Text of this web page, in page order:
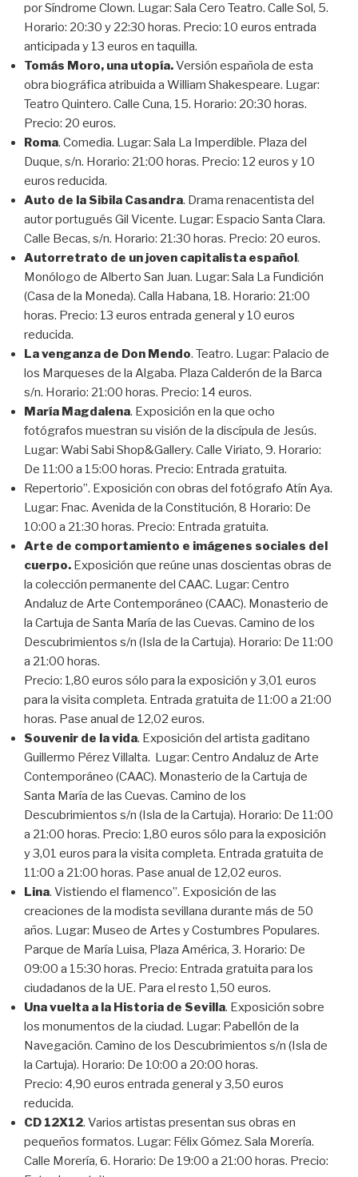
por Síndrome Clown. Lugar: Sala Cero Teatro. Calle Sol, 5.
Horario: 20:30 y 22:30 horas. Precio: 10 euros entrada
anticipada y 13 euros en taquilla.
Tomás Moro, una utopía.Versión española de esta
obra biográfica atribuida a William Shakespeare. Lugar:
Teatro Quintero. Calle Cuna, 15. Horario: 20:30 horas.
Precio: 20 euros.
Roma. Comedia. Lugar: Sala La Imperdible. Plaza del
Duque, s/n. Horario: 21:00 horas. Precio: 12 euros y 10
euros reducida.
Auto de la Sibila Casandra. Drama renacentista del
autor portugués Gil Vicente. Lugar: Espacio Santa Clara.
Calle Becas, s/n. Horario: 21:30 horas. Precio: 20 euros.
Autorretrato de un joven capitalista español.
Monólogo de Alberto San Juan. Lugar: Sala La Fundición
(Casa de la Moneda). Calla Habana, 18. Horario: 21:00
horas. Precio: 13 euros entrada general y 10 euros
reducida.
La venganza de Don Mendo. Teatro. Lugar: Palacio de
los Marqueses de la Algaba. Plaza Calderón de la Barca
s/n. Horario: 21:00 horas. Precio: 14 euros.
María Magdalena. Exposición en la que ocho
fotógrafos muestran su visión de la discípula de Jesús.
Lugar: Wabi Sabi Shop&Gallery. Calle Viriato, 9. Horario:
De 11:00 a 15:00 horas. Precio: Entrada gratuita.
Repertorio”. Exposición con obras del fotógrafo Atín Aya.
Lugar: Fnac. Avenida de la Constitución, 8 Horario: De
10:00 a 21:30 horas. Precio: Entrada gratuita.
Arte de comportamiento e imágenes sociales del
cuerpo. Exposición que reúne unas doscientas obras de
la colección permanente del CAAC. Lugar: Centro
Andaluz de Arte Contemporáneo (CAAC). Monasterio de
la Cartuja de Santa María de las Cuevas. Camino de los
Descubrimientos s/n (Isla de la Cartuja). Horario: De 11:00
a 21:00 horas.
Precio: 1,80 euros sólo para la exposición y 3,01 euros
para la visita completa. Entrada gratuita de 11:00 a 21:00
horas. Pase anual de 12,02 euros.
Souvenir de la vida. Exposición del artista gaditano
Guillermo Pérez Villalta. Lugar: Centro Andaluz de Arte
Contemporáneo (CAAC). Monasterio de la Cartuja de
Santa María de las Cuevas. Camino de los
Descubrimientos s/n (Isla de la Cartuja). Horario: De 11:00
a 21:00 horas. Precio: 1,80 euros sólo para la exposición
y 3,01 euros para la visita completa. Entrada gratuita de
11:00 a 21:00 horas. Pase anual de 12,02 euros.
Lina. Vistiendo el flamenco”. Exposición de las
creaciones de la modista sevillana durante más de 50
años. Lugar: Museo de Artes y Costumbres Populares.
Parque de María Luisa, Plaza América, 3. Horario: De
09:00 a 15:30 horas. Precio: Entrada gratuita para los
ciudadanos de la UE. Para el resto 1,50 euros.
Una vuelta a la Historia de Sevilla. Exposición sobre
los monumentos de la ciudad. Lugar: Pabellón de la
Navegación. Camino de los Descubrimientos s/n (Isla de
la Cartuja). Horario: De 10:00 a 20:00 horas.
Precio: 4,90 euros entrada general y 3,50 euros
reducida.
CD 12X12. Varios artistas presentan sus obras en
pequeños formatos. Lugar: Félix Gómez. Sala Morería.
Calle Morería, 6. Horario: De 19:00 a 21:00 horas. Precio: